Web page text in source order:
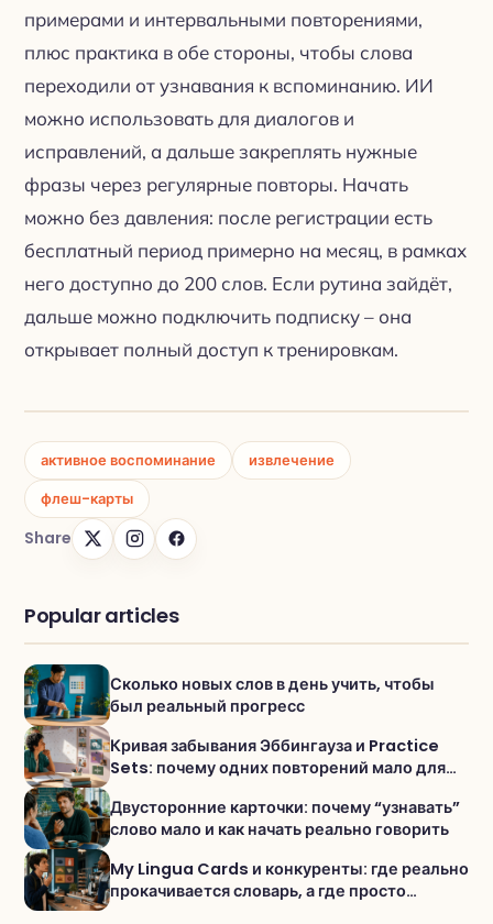
примерами и интервальными повторениями,
плюс практика в обе стороны, чтобы слова
переходили от узнавания к вспоминанию. ИИ
можно использовать для диалогов и
исправлений, а дальше закреплять нужные
фразы через регулярные повторы. Начать
можно без давления: после регистрации есть
бесплатный период примерно на месяц, в рамках
него доступно до 200 слов. Если рутина зайдёт,
дальше можно подключить подписку – она
открывает полный доступ к тренировкам.
активное воспоминание
извлечение
флеш-карты
Share
Popular articles
Сколько новых слов в день учить, чтобы
был реальный прогресс
Кривая забывания Эббингауза и Practice
Sets: почему одних повторений мало для
Двусторонние карточки: почему “узнавать”
слово мало и как начать реально говорить
My Lingua Cards и конкуренты: где реально
прокачивается словарь, а где просто